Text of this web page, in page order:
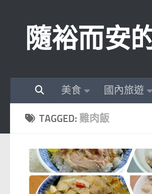
隨裕而安
美食 國內旅遊
TAGGED: 雞肉飯